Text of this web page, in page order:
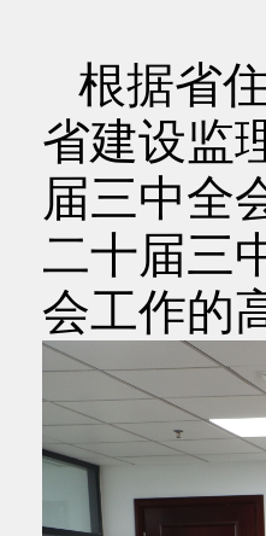
根据省
省建设监
届三中全
二十届三
会工作的